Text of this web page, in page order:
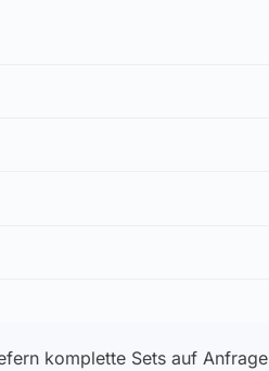
komplette Sets auf Anfrage